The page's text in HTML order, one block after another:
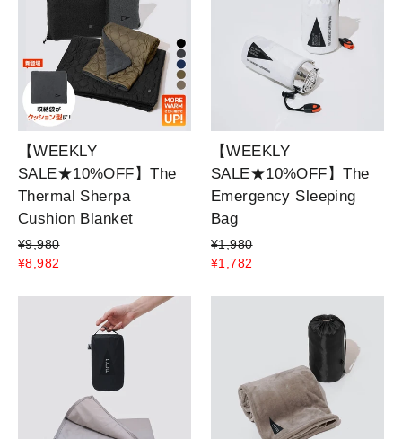
【WEEKLY
SALE★10%OFF】The
Thermal Sherpa
Cushion Blanket
¥9,980
¥8,982
【WEEKLY
SALE★10%OFF】The
Emergency Sleeping
Bag
¥1,980
¥1,782